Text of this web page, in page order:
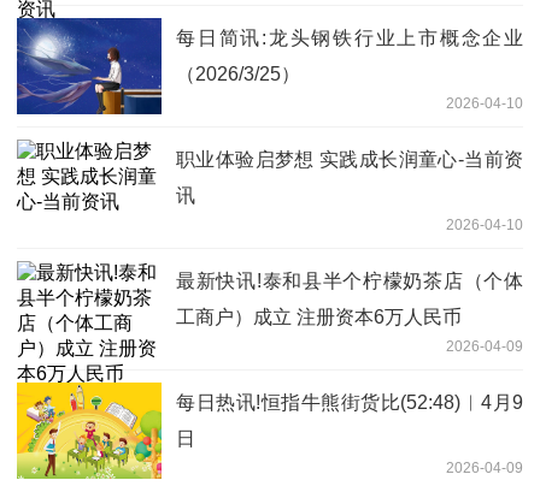
每日简讯:龙头钢铁行业上市概念企业
（2026/3/25）
2026-04-10
职业体验启梦想 实践成长润童心-当前资
讯
2026-04-10
最新快讯!泰和县半个柠檬奶茶店（个体
工商户）成立 注册资本6万人民币
2026-04-09
每日热讯!恒指牛熊街货比(52:48)︱4月9
日
2026-04-09